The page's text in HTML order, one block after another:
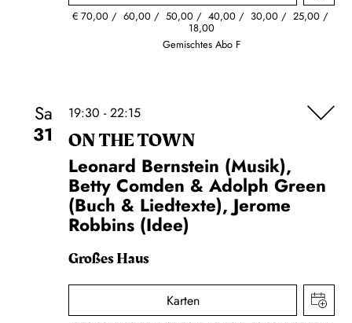
€ 70,00 60,00 50,00 40,00 30,00 25,00
18,00
Gemischtes Abo F
Sa
31
19:30 - 22:15
ON THE TOWN
Leonard Bernstein (Musik),
Betty Comden & Adolph Green
(Buch & Liedtexte), Jerome
Robbins (Idee)
Großes Haus
Karten